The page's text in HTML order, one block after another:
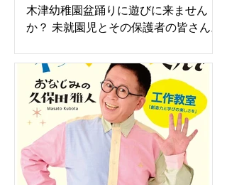
木津幼稚園盆踊りに遊びに来ません
か？ 未就園児とその保護者の皆さん。
６月８日より予約できます